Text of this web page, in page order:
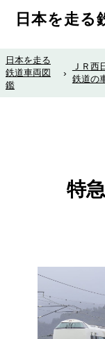
日本を走る
日本を走る
鉄道車両図
鑑
›
ＪＲ西
鉄道の
特